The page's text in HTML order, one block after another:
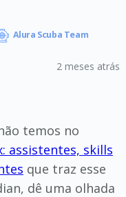
Alura Scuba Team
2 meses atrás
temos no
assistentes, skills
que traz esse
dê uma olhada